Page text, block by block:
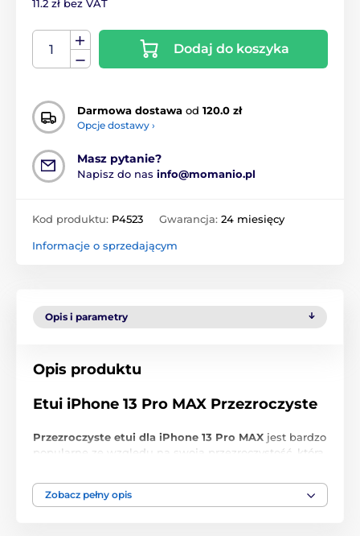
11.2 zł bez VAT
Dodaj do koszyka
Darmowa dostawa od 120.0 zł
Opcje dostawy ›
Masz pytanie?
Napisz do nas info@momanio.pl
Kod produktu: P4523 Gwarancja: 24 miesięcy
Informacje o sprzedającym
Opis i parametry
Opis produktu
Etui iPhone 13 Pro MAX Przezroczyste
Przezroczyste etui dla iPhone 13 Pro MAX jest bardzo
popularne ze względu na swoją przezroczystość, która
Przezroczyste etui dla iPhone 13 Pro MAX
zapewnia
perfekcyjną ochronę tylnej i bocznej części. Wykonane
Zobacz pełny opis